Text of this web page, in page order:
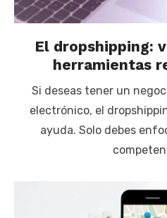
El dropshipping:
herramientas
Si deseas tener un
electrónico, el
ayuda. Solo debes